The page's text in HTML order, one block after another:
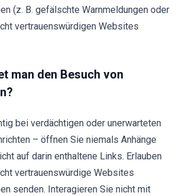
(z. B. gefälschte Warnmeldungen oder
vertrauenswürdigen Websites
man den Besuch von
bei verdächtigen oder unerwarteten
– öffnen Sie niemals Anhänge
auf darin enthaltene Links. Erlauben
vertrauenswürdige Websites
senden. Interagieren Sie nicht mit